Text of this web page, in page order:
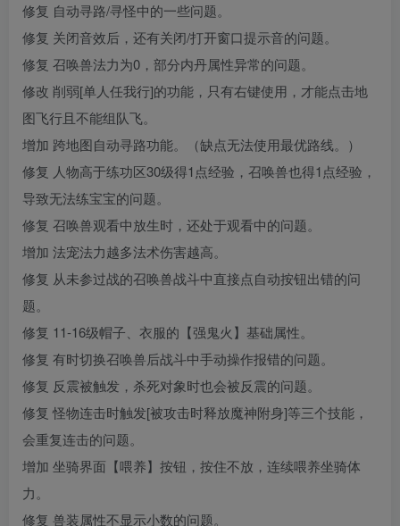
修复 自动寻路/寻怪中的一些问题。
修复 关闭音效后，还有关闭/打开窗口提示音的问题。
修复 召唤兽法力为0，部分内丹属性异常的问题。
修改 削弱[单人任我行]的功能，只有右键使用，才能点击地
图飞行且不能组队飞。
增加 跨地图自动寻路功能。（缺点无法使用最优路线。）
修复 人物高于练功区30级得1点经验，召唤兽也得1点经验，
导致无法练宝宝的问题。
修复 召唤兽观看中放生时，还处于观看中的问题。
增加 法宠法力越多法术伤害越高。
修复 从未参过战的召唤兽战斗中直接点自动按钮出错的问
题。
修复 11-16级帽子、衣服的【强鬼火】基础属性。
修复 有时切换召唤兽后战斗中手动操作报错的问题。
修复 反震被触发，杀死对象时也会被反震的问题。
修复 怪物连击时触发[被攻击时释放魔神附身]等三个技能，
会重复连击的问题。
增加 坐骑界面【喂养】按钮，按住不放，连续喂养坐骑体
力。
修复 兽装属性不显示小数的问题。